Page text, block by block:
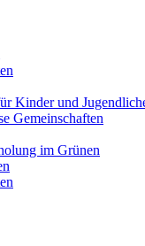
Kinder und
Gemeinschaften
im Grünen